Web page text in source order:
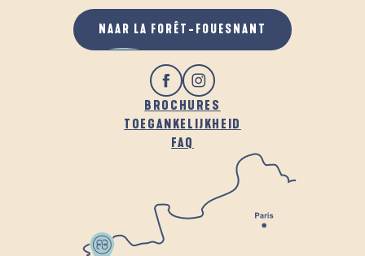
BROCHURES
TOEGANKELIJKHEID
FAQ
NAAR LA FORÊT-FOUESNANT